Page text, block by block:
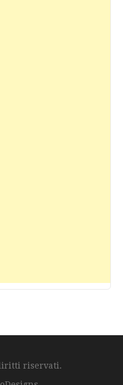
riservati.